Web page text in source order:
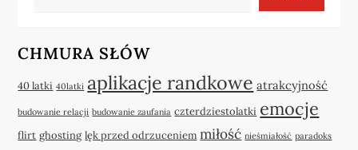
CHMURA SŁÓW
40 latki 40latki aplikacje randkowe atrakcyjność
budowanie relacji budowanie zaufania czterdziestolatki emocje
flirt ghosting lęk przed odrzuceniem miłość nieśmiałość paradoks